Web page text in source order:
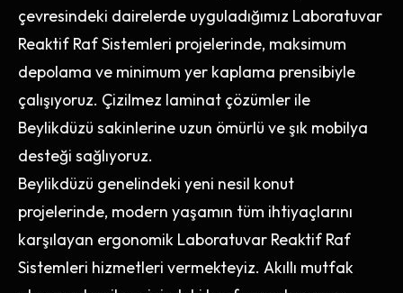
çevresindeki dairelerde uyguladığımız Laboratuvar
Reaktif Raf Sistemleri projelerinde, maksimum
depolama ve minimum yer kaplama prensibiyle
çalışıyoruz. Çizilmez laminat çözümler ile
Beylikdüzü sakinlerine uzun ömürlü ve şık mobilya
desteği sağlıyoruz.
Beylikdüzü genelindeki yeni nesil konut
projelerinde, modern yaşamın tüm ihtiyaçlarını
karşılayan ergonomik Laboratuvar Reaktif Raf
Sistemleri hizmetleri vermekteyiz. Akıllı mutfak